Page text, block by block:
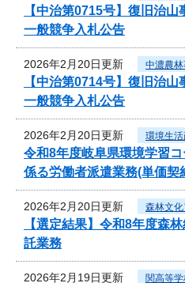
【中治第0715号】復旧治
一般競争入札公告
2026年2月20日更新 中濃農
【中治第0714号】復旧治
一般競争入札公告
2026年2月20日更新 環境生
令和8年度岐阜県環境学習
係る労働者派遣業務(単価契
2026年2月20日更新 森林文
【選定結果】令和8年度森
託業務
2026年2月19日更新 関高等